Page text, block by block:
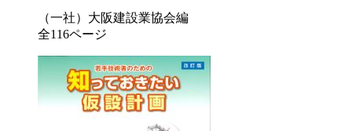
（一社）大阪建設業協会編
全116ページ